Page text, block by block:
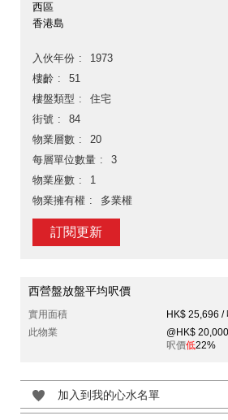
西區
香港島
入伙年份
1973
樓齡
51
樓盤類型
住宅
街號
84
物業層數
20
每層單位數量
3
物業座數
1
物業擁有權
多業權
訂閱更新
西營盤放盤平均呎價
實用面積
HK$ 25,696 /
此物業
@HK$
呎價低22%
加入到我的心水名單